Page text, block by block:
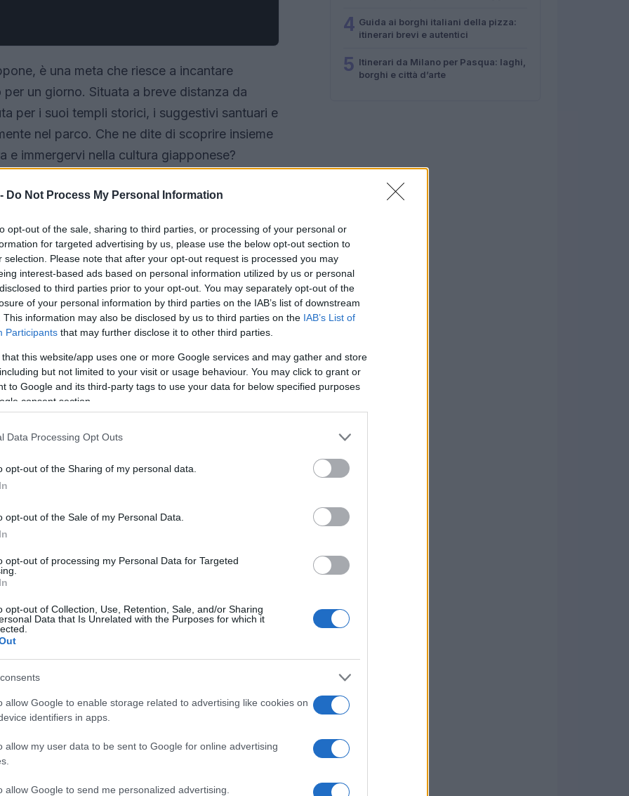
Do Not Process My Personal Information
opt-out of the sale, sharing to third parties, or processing of your personal or
for targeted advertising by us, please use the below opt-out section to
selection. Please note that after your opt-out request is processed you may
interest-based ads based on personal information utilized by us or personal
to third parties prior to your opt-out. You may separately opt-out of the
of your personal information by third parties on the IAB’s list of downstream
This information may also be disclosed by us to third parties on the IAB’s List of
Participants that may further disclose it to other third parties.
that this website/app uses one or more Google services and may gather and store
but not limited to your visit or usage behaviour. You may click to grant or
to Google and its third-party tags to use your data for below specified purposes
consent section.
Data Processing Opt Outs
opt-out of the Sharing of my personal data.
opt-out of the Sale of my Personal Data.
opt-out of processing my Personal Data for Targeted
opt-out of Collection, Use, Retention, Sale, and/or Sharing
Data that Is Unrelated with the Purposes for which it
allow Google to enable storage related to advertising like cookies on
identifiers in apps.
allow my user data to be sent to Google for online advertising
allow Google to send me personalized advertising.
è una meta che riesce a incantare
un giorno. Situata a breve distanza da
per i suoi templi storici, i suggestivi santuari e
nel parco. Che ne dite di scoprire insieme
e immergervi nella cultura giapponese?
ideale arrivare a Nara la mattina presto.
e Osaka semplice e veloce, con treni che
verrete accolti dal Parco di Nara, il vero
la bellezza della natura e incontrare i
di casa qui!
grazie a una rete ferroviaria ben collegata. Le
da Kyoto e Osaka. Se volete avere
Kintetsu-Nara è la più comoda; in
una passeggiata di circa 25 minuti per
per iniziare a respirare l’atmosfera
4 Guida ai borghi italiani della pizza:
itinerari brevi e autentici
5 Itinerari da Milano per Pasqua: laghi,
borghi e città d’arte